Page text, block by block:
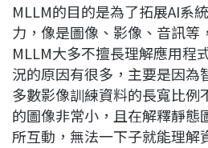
MLLM的目的是為了拓展AI系
力，像是圖像、影像、音訊等
MLLM大多不擅長理解應用程
況的原因有很多，主要是因為
多數影像訓練資料的長寬比例
的圖像非常小，且在解釋靜態
所互動，無法一下子就能理解